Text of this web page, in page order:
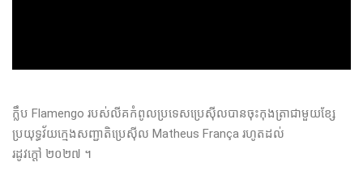
ក្លឹប Flamengo របស់លីគកំពូលប្រទេសប្រេស៊ីលបានចុះកុងត្រាជាមួយខ្សែ
ប្រយុទ្ធវ័យក្មេងសញ្ជាតិប្រេស៊ីល Matheus França រហូតដល់
រដូវក្តៅ ២០២៧ ។